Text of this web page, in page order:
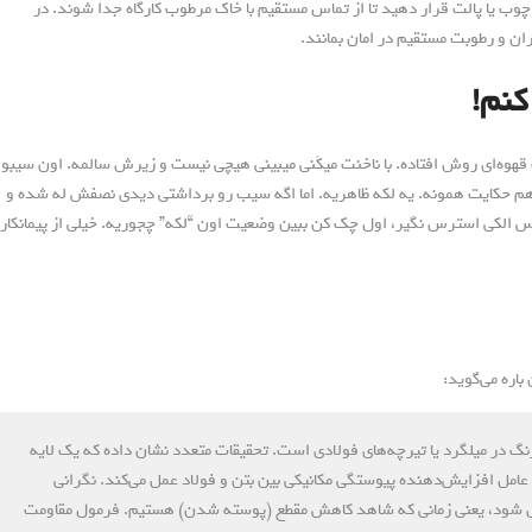
یا پالت قرار دهید تا از تماس مستقیم با خاک مرطوب کارگاه جدا شوند. در
و رطوبت مستقیم در امان بمانند.
روش افتاده. با ناخنت میکَنی میبینی هیچی نیست و زیرش سالمه. اون سیبو
حکایت همونه. یه لکه ظاهریه. اما اگه سیب رو برداشتی دیدی نصفش له شده و
استرس نگیر، اول چک کن ببین وضعیت اون “لکه” چجوریه. خیلی از
می‌گوید:
در میلگرد یا تیرچه‌های فولادی است. تحقیقات متعدد نشان داده که یک لایه
افزایش‌دهنده پیوستگی مکانیکی بین بتن و فولاد عمل می‌کند. نگرانی
شود، یعنی زمانی که شاهد کاهش مقطع (پوسته شدن) هستیم. فرمول مقاومت